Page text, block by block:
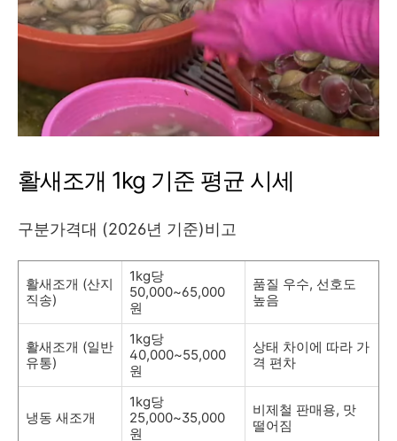
활새조개 1kg 기준 평균 시세
구분가격대 (2026년 기준)비고
활새조개 (산지
직송)
1kg당
50,000~65,000
원
품질 우수, 선호도
높음
활새조개 (일반
유통)
1kg당
40,000~55,000
원
상태 차이에 따라 가
격 편차
냉동 새조개
1kg당
25,000~35,000
원
비제철 판매용, 맛
떨어짐